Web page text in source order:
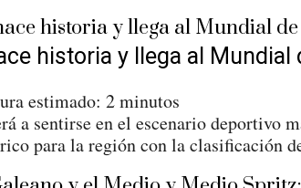
historia y llega al
estimado: 2minutos
a sentirse en el escenario deportivo
para la región con la clasificación